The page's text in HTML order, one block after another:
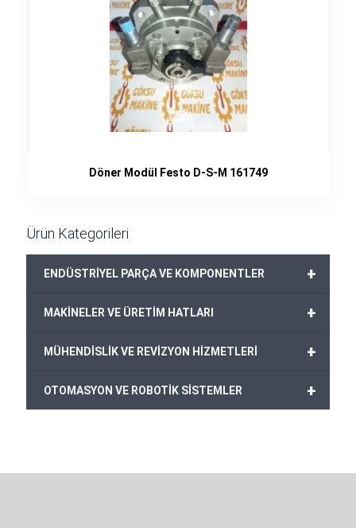
Döner Modül Festo D-S-M 161749
Ürün Kategorileri
+
ENDÜSTRİYEL PARÇA VE KOMPONENTLER
+
MAKİNELER VE ÜRETİM HATLARI
+
MÜHENDİSLİK VE REVİZYON HİZMETLERİ
+
OTOMASYON VE ROBOTİK SİSTEMLER